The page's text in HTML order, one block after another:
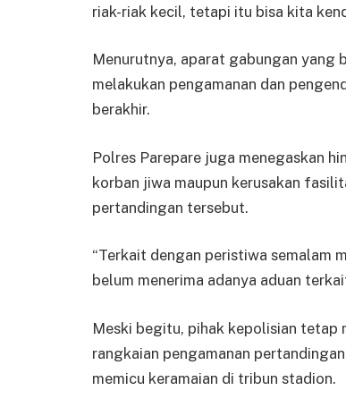
riak-riak kecil, tetapi itu bisa kita
Menurutnya, aparat gabungan yang
melakukan pengamanan dan
berakhir.
Polres Parepare juga menegaskan
korban jiwa maupun kerusakan
pertandingan tersebut.
“Terkait dengan peristiwa semalam
belum menerima adanya aduan
Meski begitu, pihak kepolisian tetap
rangkaian pengamanan
memicu keramaian di tribun stadion.